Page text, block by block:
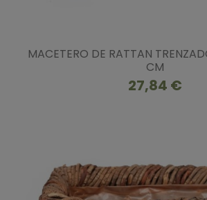
MACETERO DE RATTAN
CM
27,84 €